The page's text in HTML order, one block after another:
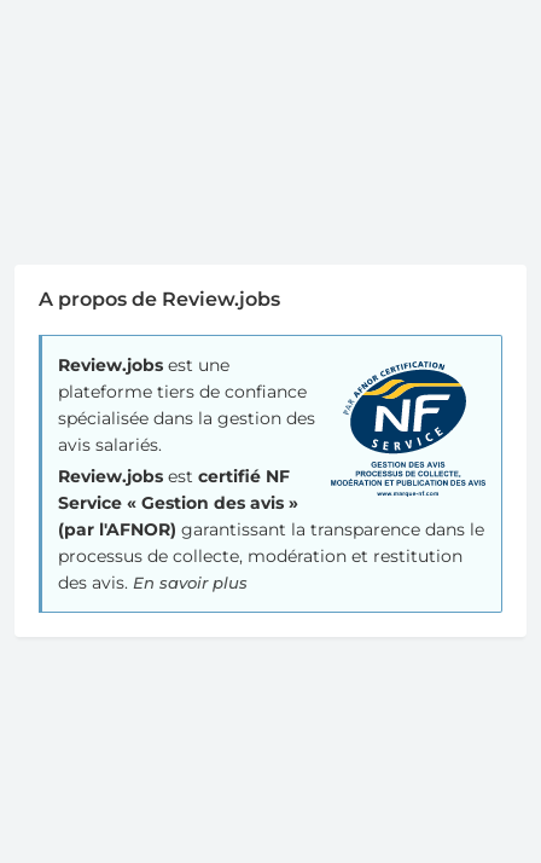
A propos de Review.jobs
Review.jobs est une
plateforme tiers de confiance
spécialisée dans la gestion des
avis salariés.
Review.jobs est certifié NF
Service « Gestion des avis »
(par l'AFNOR) garantissant la transparence dans le
processus de collecte, modération et restitution
des avis. En savoir plus